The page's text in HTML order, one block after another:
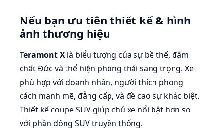
Nếu bạn ưu tiên thiết kế & hình
ảnh thương hiệu
Teramont X là biểu tượng của sự bề thế, đậm
chất Đức và thể hiện phong thái sang trọng. Xe
phù hợp với doanh nhân, người thích phong
cách mạnh mẽ, đẳng cấp, và đề cao sự khác biệt.
Thiết kế coupe SUV giúp chủ xe nổi bật hơn so
với phần đông SUV truyền thống.